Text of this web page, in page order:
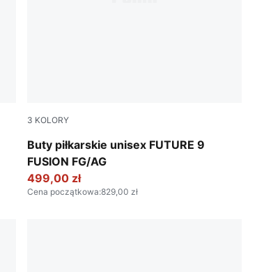
3 KOLORY
Buty piłkarskie unisex FUTURE 9
FUSION FG/AG
Poison Pink-Sun Stream-Bright Aqua-PUMA
499,00 zł
Cena początkowa:829,00 zł